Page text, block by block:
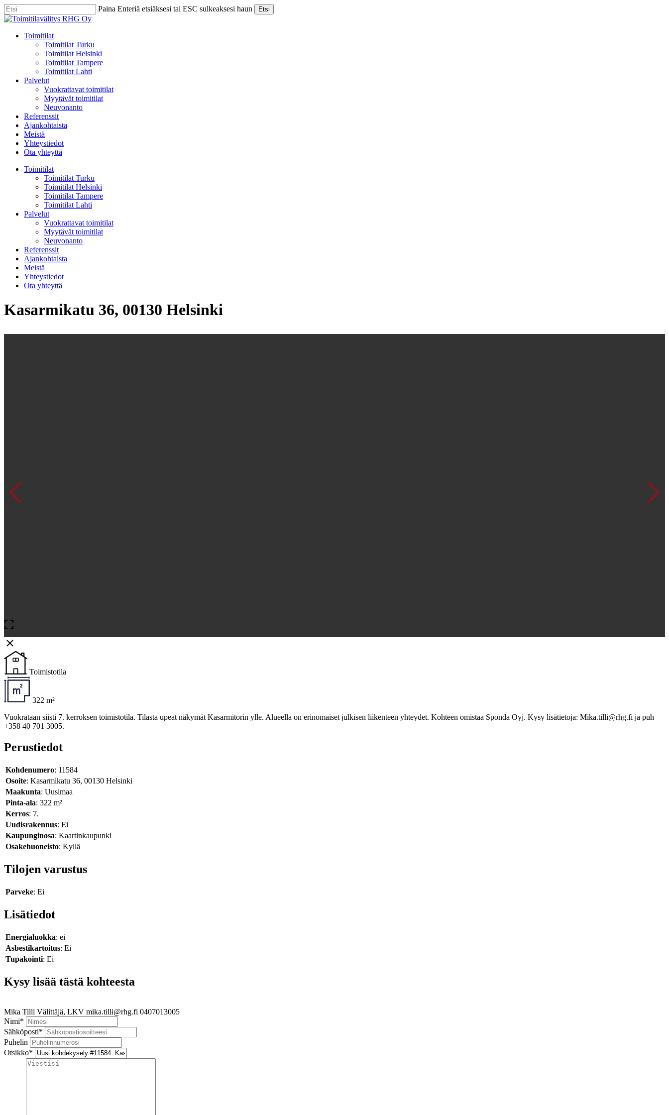
Skip
to
content
Paina Enteriä etsiäksesi tai ESC sulkeaksesi haun Etsi
Close
Menu
Toimitilat
Toimitilat Turku
Toimitilat Helsinki
Toimitilat Tampere
Toimitilat Lahti
Palvelut
Vuokrattavat toimitilat
Myytävät toimitilat
Neuvonanto
Referenssit
Ajankohtaista
Meistä
Yhteystiedot
Ota yhteyttä
Toimitilat
Toimitilat Turku
Toimitilat Helsinki
Toimitilat Tampere
Toimitilat Lahti
Palvelut
Vuokrattavat toimitilat
Myytävät toimitilat
Neuvonanto
Referenssit
Ajankohtaista
Meistä
Yhteystiedot
Ota yhteyttä
Kasarmikatu 36, 00130 Helsinki
Toimistotila
322 m²
Vuokrataan siisti 7. kerroksen toimistotila. Tilasta upeat näkymät Kasarmitorin ylle. Alueella on erinomaiset julkisen liikenteen yhteydet. Kohteen omistaa Sponda Oyj. Kysy lisätietoja: Mika.tilli@rhg.fi ja puh
+358 40 701 3005.
Perustiedot
Kohdenumero: 11584
Osoite: Kasarmikatu 36, 00130 Helsinki
Maakunta: Uusimaa
Pinta-ala: 322 m²
Kerros: 7.
Uudisrakennus: Ei
Kaupunginosa: Kaartinkaupunki
Osakehuoneisto: Kyllä
Tilojen varustus
Parveke: Ei
Lisätiedot
Energialuokka: ei
Asbestikartoitus: Ei
Tupakointi: Ei
Kysy lisää tästä kohteesta
Mika Tilli Välittäjä, LKV mika.tilli@rhg.fi 0407013005
Nimi*
Sähköposti*
Puhelin
Otsikko*